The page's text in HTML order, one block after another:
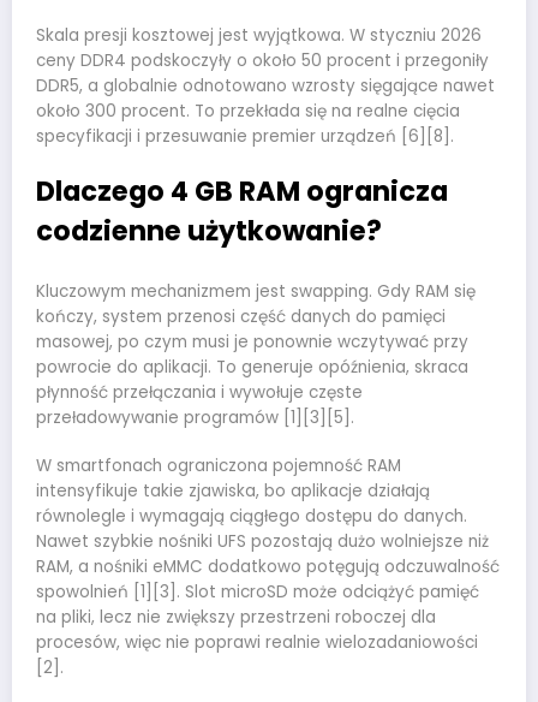
Skala presji kosztowej jest wyjątkowa. W styczniu 2026
ceny DDR4 podskoczyły o około 50 procent i przegoniły
DDR5, a globalnie odnotowano wzrosty sięgające nawet
około 300 procent. To przekłada się na realne cięcia
specyfikacji i przesuwanie premier urządzeń [6][8].
Dlaczego 4 GB RAM ogranicza
codzienne użytkowanie?
Kluczowym mechanizmem jest swapping. Gdy RAM się
kończy, system przenosi część danych do pamięci
masowej, po czym musi je ponownie wczytywać przy
powrocie do aplikacji. To generuje opóźnienia, skraca
płynność przełączania i wywołuje częste
przeładowywanie programów [1][3][5].
W smartfonach ograniczona pojemność RAM
intensyfikuje takie zjawiska, bo aplikacje działają
równolegle i wymagają ciągłego dostępu do danych.
Nawet szybkie nośniki UFS pozostają dużo wolniejsze niż
RAM, a nośniki eMMC dodatkowo potęgują odczuwalność
spowolnień [1][3]. Slot microSD może odciążyć pamięć
na pliki, lecz nie zwiększy przestrzeni roboczej dla
procesów, więc nie poprawi realnie wielozadaniowości
[2].